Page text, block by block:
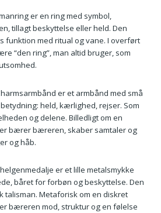
er en ring med symbol,
tillagt beskyttelse eller held. Den
funktion med ritual og vane. I overført
“den ring”, man altid bruger, som
er et armbånd med små
held, kærlighed, rejser. Som
og delene. Billedligt om en
bærer bæreren, skaber samtaler og
og håb.
helgenmedalje er et lille metalsmykke
båret for forbøn og beskyttelse. Den
talisman. Metaforisk om en diskret
bæreren mod, struktur og en følelse